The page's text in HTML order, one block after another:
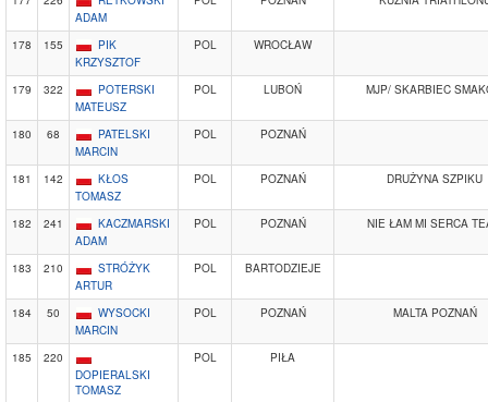
ADAM
178 155
PIK
KRZYSZTOF
POL WROCŁAW
179 322
POTERSKI
MATEUSZ
POL LUBOŃ MJP/ SKARBIEC
180 68
PATELSKI
MARCIN
POL POZNAŃ
181 142
KŁOS
TOMASZ
POL POZNAŃ DRUŻYNA SZPIKU
182 241
KACZMARSKI
ADAM
POL POZNAŃ NIE ŁAM MI SERCA
183 210
STRÓŻYK
ARTUR
POL BARTODZIEJE
184 50
WYSOCKI
MARCIN
POL POZNAŃ MALTA POZNAŃ
185
220
DOPIERALSKI
TOMASZ
POL PIŁA